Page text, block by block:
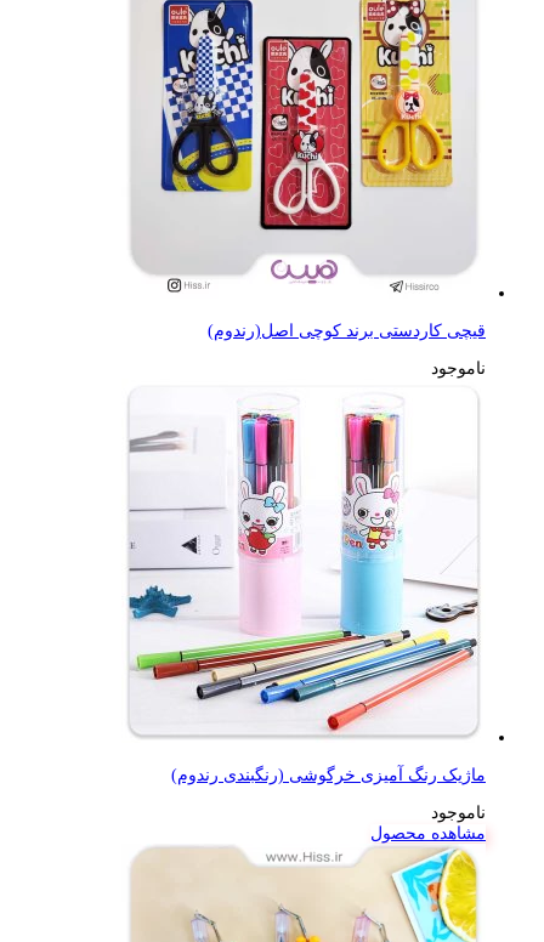
قیچی کاردستی برند کوچی اصل(رندوم)
ناموجود
ماژیک رنگ آمیزی خرگوشی (رنگبندی رندوم)
ناموجود
مشاهده محصول